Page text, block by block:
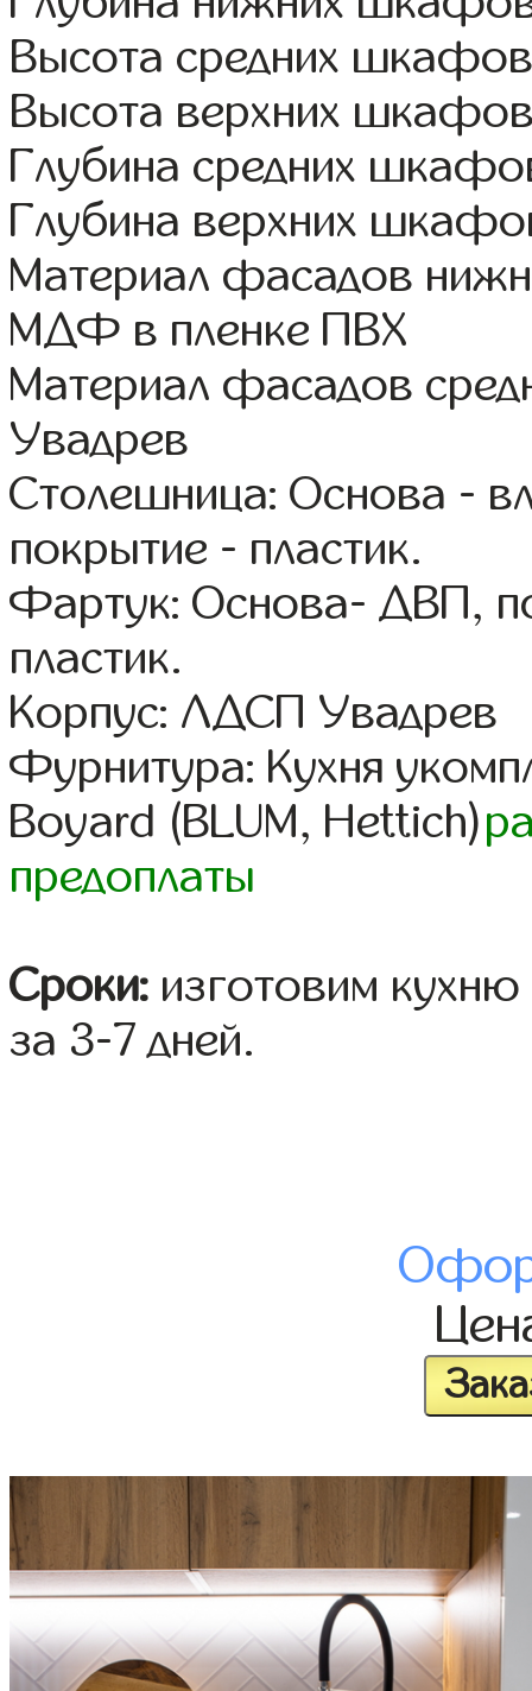
Высота средних
Высота верхних
Глубина средних
Глубина верхних
Материал фасадов
МДФ в пленке ПВХ
Материал фасадов
Увадрев
Столешница: Основа -
покрытие - пластик.
Фартук: Основа- ДВП,
пластик.
Корпус: ЛДСП Увадрев
Фурнитура: Кухня
Boyard (BLUM, Hettich)
предоплаты
Сроки: изготовим
за 3-7 дней.